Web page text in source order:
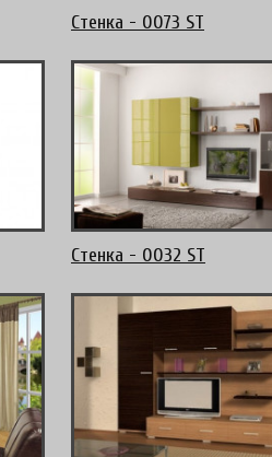
Стенка - 0073 ST
Стенка - 0032 ST